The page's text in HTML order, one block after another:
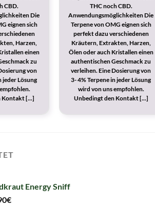
CBD.
Die
eignen sich
Harzen,
einen
zu
von
jeder Lösung
Kontakt [...]
THC noch CBD.
Anwendungsmöglichkeiten Die
Terpene von OMG eignen sich
perfekt dazu verschiedenen
Kräutern, Extrakten, Harzen,
Ölen oder auch Kristallen einen
authentischen Geschmack zu
verleihen. Eine Dosierung von
3- 4% Terpene in jeder Lösung
wird von uns empfohlen.
Unbedingt den Kontakt [...]
Energy Sniff
€